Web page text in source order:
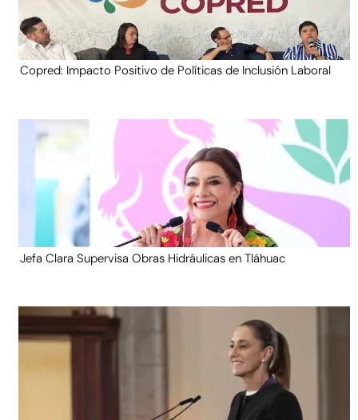
Copred: Impacto Positivo de Políticas de Inclusión Laboral
Jefa Clara Supervisa Obras Hidráulicas en Tláhuac